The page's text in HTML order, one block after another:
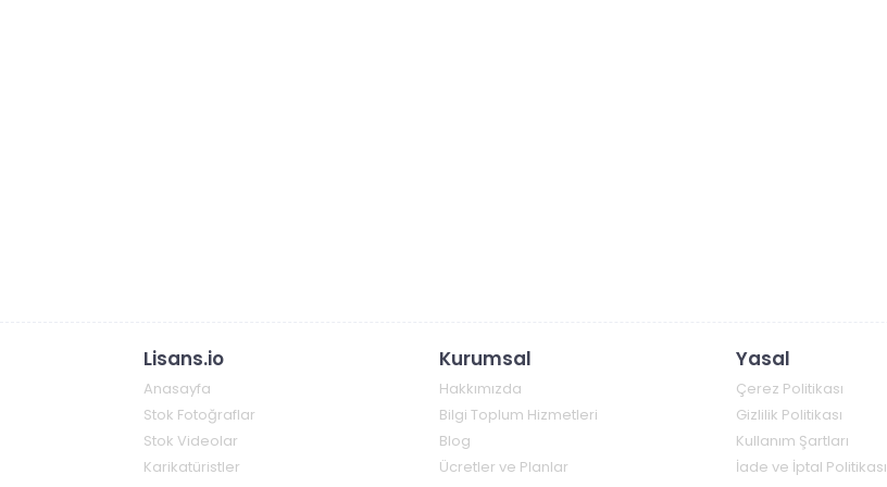
Lisans.io
Anasayfa
Stok Fotoğraflar
Stok Videolar
Karikatüristler
Kurumsal
Hakkımızda
Bilgi Toplum Hizmetleri
Blog
Ücretler ve Planlar
Yasal
Çerez Politikası
Gizlilik Politikası
Kullanım Şartları
İade ve İptal Politikası